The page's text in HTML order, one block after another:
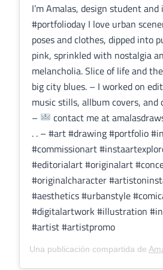
I’m Amalas, design student
#portfolioday I love urban
poses and clothes, dipped into
pink, sprinkled with nostalgia
melancholia. Slice of life and
big city blues. – I worked on
music stills, allbum covers, and
–
contact me at
. . – #art #drawing #portfolio
#commissionart
#editorialart #originalart
#originalcharacter
#aesthetics #urbanstyle
#digitalartwork #illustration
#artist #artistpromo
Una publicación compartida de